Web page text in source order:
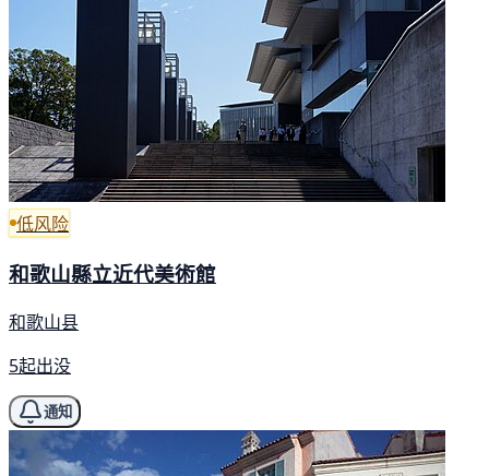
低风险
和歌山縣立近代美術館
和歌山县
5起出没
通知